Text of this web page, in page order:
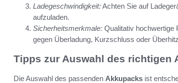
Ladegeschwindigkeit:Achten Sie auf
aufzuladen.
Sicherheitsmerkmale: Qualitativ hochwertige
gegen Überladung, Kurzschluss oder
Tipps zur Auswahl des richtigen
Die Auswahl des passenden Akkupacks ist